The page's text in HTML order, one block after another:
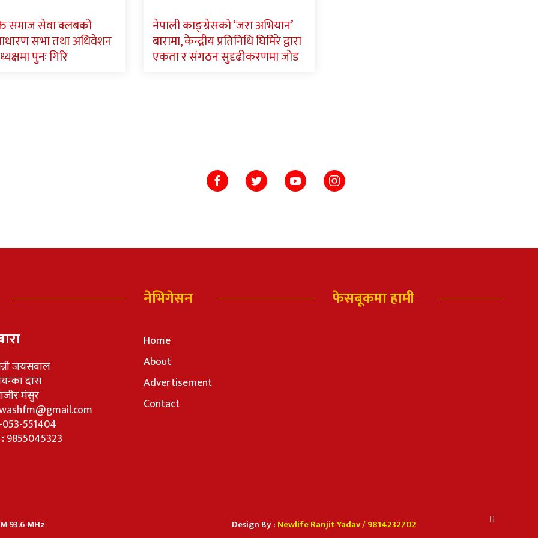
समाज सेवा क्लबको
सभा तथा अधिवेशन
पुनः गिरि
नेपाली काङ्ग्रेसको ‘जरा अभियान’
बारामा, केन्द्रीय प्रतिनिधि घिमिरे द्वारा
एकता र संगठन सुदृढीकरणमा जोड
जयसवाल
दास
मंसुर
551404
9855045323
नेभिगेसन
Home
About
Advertisement
Contact
फेसबूकमा हामी
93.6 MHz Design By : Newlife Ranjit Yadav /9814232702